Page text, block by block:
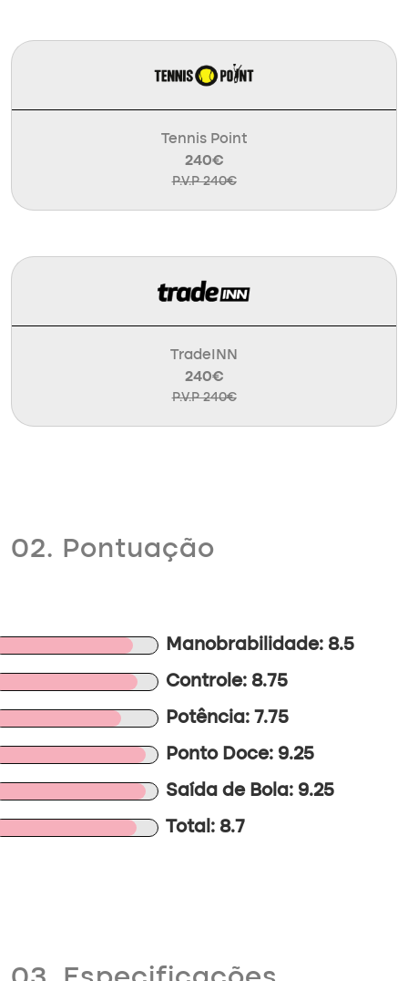
Tennis Point
240€
P.V.P 240€
TradeINN
240€
P.V.P 240€
02. Pontuação
Manobrabilidade: 8.5
Controle: 8.75
Potência: 7.75
Ponto Doce: 9.25
Saída de Bola: 9.25
Total: 8.7